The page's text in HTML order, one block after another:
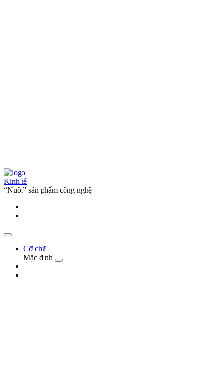
Kinh tế
“Nuôi” sản phẩm công nghệ
Cỡ chữ
Mặc định